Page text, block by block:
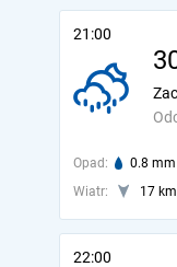
21:00
Opad: 0.8 mm
Wiatr:
17
22:00